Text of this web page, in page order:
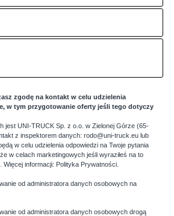
zgodę na kontakt w celu udzielenia
w tym przygotowanie oferty jeśli tego dotyczy
jest UNI-TRUCK Sp. z o.o. w Zielonej Górze (65-
z inspektorem danych: rodo@uni-truck.eu lub
w celu udzielenia odpowiedzi na Twoje pytania
w celach marketingowych jeśli wyraziłeś na to
Więcej informacji: Polityka Prywatności
od administratora danych osobowych na
od administratora danych osobowych drogą